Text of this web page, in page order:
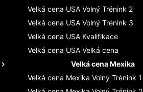
Velká cena USA Volný Trénink 2
Velká cena USA Volný Trénink 3
Velká cena USA Kvalifikace
Velká cena USA Velká cena
Velká cena Mexika
Velká cena Mexika Volný Trénink 1